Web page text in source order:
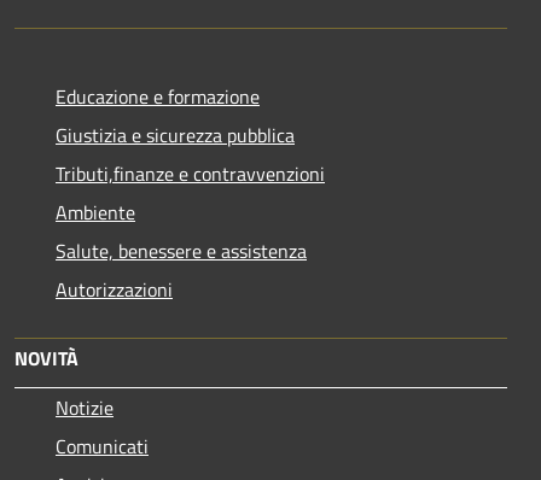
Educazione e formazione
Giustizia e sicurezza pubblica
Tributi,finanze e contravvenzioni
Ambiente
Salute, benessere e assistenza
Autorizzazioni
NOVITÀ
Notizie
Comunicati